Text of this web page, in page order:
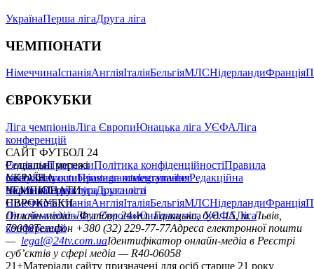
УкраїнаПерша лігаДруга ліга
ЧЕМПІОНАТИ
НімеччинаІспаніяАнгліяІталіяБельгіяМЛСНідерландиФранція
ЄВРОКУБКИ
Ліга чемпіонівЛіга ЄвропиЮнацька ліга УЄФАЛіга
конференцій
САЙТ ФУТБОЛ 24
РедакціяПрогнозиПолітика конфіденційностіПравила
сайтуКонтактиПравила коментуванняРедакційна
політикаСтруктура власності
Соціальні мережі
facebookxyoutubeinstagramtelegramviber
УКРАЇНА
УкраїнаПерша лігаДруга ліга
ЧЕМПІОНАТИ
НімеччинаІспаніяАнгліяІталіяБельгіяМЛСНідерландиФранція
ЄВРОКУБКИ
Ліга чемпіонівЛіга ЄвропиЮнацька ліга УЄФАЛіга
конференцій
Онлайн-медіа «Футбол 24»пл. Галицька, буд. 15, м. Львів,
79008Телефон +380 (32) 229-77-77Адреса електронної пошти
— legal@24tv.com.uaІдентифікатор онлайн-медіа в Реєстрі
суб’єктів у сфері медіа — R40-06058
21+Матеріали сайту призначені для осіб старше 21 року